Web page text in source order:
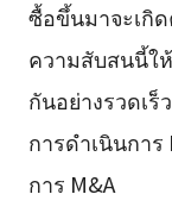
ซื้อขึ้นมาจะเกิ
ความสับสนนี้ใ
กันอย่างรวดเ
การดำเนินการ
การ M&A